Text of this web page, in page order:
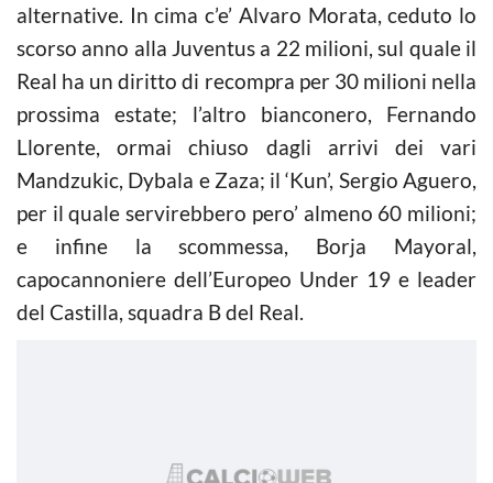
alternative. In cima c’e’ Alvaro Morata, ceduto lo
scorso anno alla Juventus a 22 milioni, sul quale il
Real ha un diritto di recompra per 30 milioni nella
prossima estate; l’altro bianconero, Fernando
Llorente, ormai chiuso dagli arrivi dei vari
Mandzukic, Dybala e Zaza; il ‘Kun’, Sergio Aguero,
per il quale servirebbero pero’ almeno 60 milioni;
e infine la scommessa, Borja Mayoral,
capocannoniere dell’Europeo Under 19 e leader
del Castilla, squadra B del Real.